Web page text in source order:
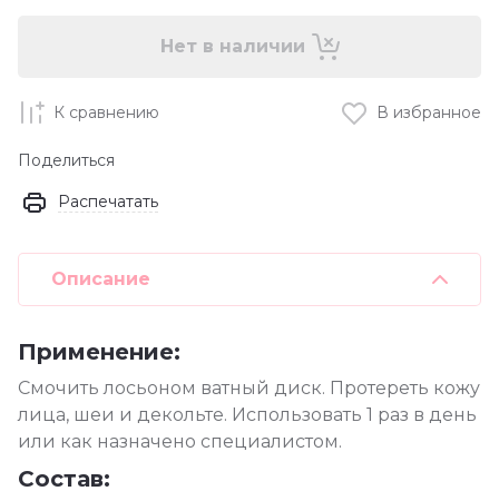
Нет в наличии
К сравнению В избранное
Поделиться
Распечатать
Описание
Применение:
Смочить лосьоном ватный диск. Протереть кожу
лица, шеи и декольте. Использовать 1 раз в день
или как назначено специалистом.
Состав: